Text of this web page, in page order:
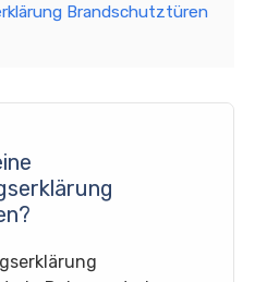
Brandschutztüren